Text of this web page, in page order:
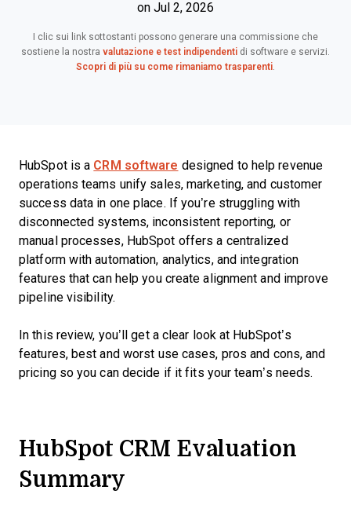
on Jul 2, 2026
I clic sui link sottostanti possono generare una commissione che
sostiene la nostra valutazione e test indipendenti di software e servizi.
Scopri di più su come rimaniamo trasparenti.
HubSpot is a CRM software designed to help revenue
operations teams unify sales, marketing, and customer
success data in one place. If you’re struggling with
disconnected systems, inconsistent reporting, or
manual processes, HubSpot offers a centralized
platform with automation, analytics, and integration
features that can help you create alignment and improve
pipeline visibility.
In this review, you’ll get a clear look at HubSpot’s
features, best and worst use cases, pros and cons, and
pricing so you can decide if it fits your team’s needs.
HubSpot CRM Evaluation
Summary